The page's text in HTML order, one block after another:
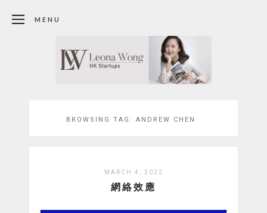
MENU
BROWSING TAG: ANDREW CHEN
MARCH 4, 2022
網絡效應